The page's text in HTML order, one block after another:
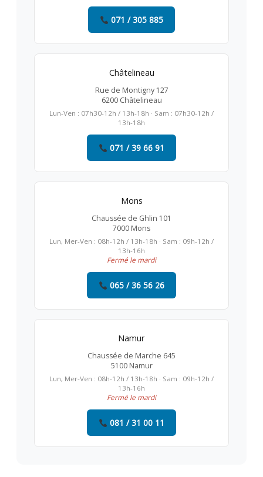
071 / 305 885
Châtelineau
Rue de Montigny 127
6200 Châtelineau
Lun-Ven : 07h30-12h / 13h-18h · Sam : 07h30-12h /
13h-18h
071 / 39 66 91
Mons
Chaussée de Ghlin 101
7000 Mons
Lun, Mer-Ven : 08h-12h / 13h-18h · Sam : 09h-12h /
13h-16h
Fermé le mardi
065 / 36 56 26
Namur
Chaussée de Marche 645
5100 Namur
Lun, Mer-Ven : 08h-12h / 13h-18h · Sam : 09h-12h /
13h-16h
Fermé le mardi
081 / 31 00 11